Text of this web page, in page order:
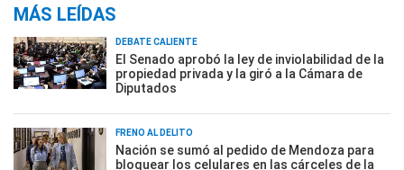
MÁS LEÍDAS
DEBATE CALIENTE
El Senado aprobó la ley de inviolabilidad de la
propiedad privada y la giró a la Cámara de
Diputados
FRENO AL DELITO
Nación se sumó al pedido de Mendoza para
bloquear los celulares en las cárceles de la